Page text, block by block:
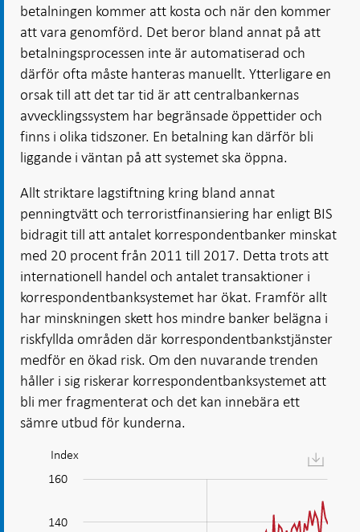
betalningen kommer att kosta och när den kommer
att vara genomförd. Det beror bland annat på att
betalningsprocessen inte är automatiserad och
därför ofta måste hanteras manuellt. Ytterligare en
orsak till att det tar tid är att centralbankernas
avvecklingssystem har begränsade öppettider och
finns i olika tidszoner. En betalning kan därför bli
liggande i väntan på att systemet ska öppna.
Allt striktare lagstiftning kring bland annat
penningtvätt och terroristfinansiering har enligt BIS
bidragit till att antalet korrespondentbanker minskat
med 20 procent från 2011 till 2017. Detta trots att
internationell handel och antalet transaktioner i
korrespondentbanksystemet har ökat. Framför allt
har minskningen skett hos mindre banker belägna i
riskfyllda områden där korrespondentbankstjänster
medför en ökad risk. Om den nuvarande trenden
håller i sig riskerar korrespondentbanksystemet att
bli mer fragmenterat och det kan innebära ett
sämre utbud för kunderna.
Diagram:
Färre
Index
140
160